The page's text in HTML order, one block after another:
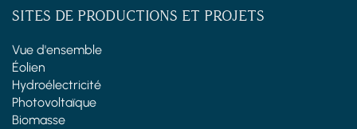
SITES DE PRODUCTIONS ET PROJETS
Vue d'ensemble
Éolien
Hydroélectricité
Photovoltaïque
Biomasse